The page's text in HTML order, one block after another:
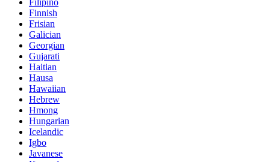
Filipino
Finnish
Frisian
Galician
Georgian
Gujarati
Haitian
Hausa
Hawaiian
Hebrew
Hmong
Hungarian
Icelandic
Igbo
Javanese